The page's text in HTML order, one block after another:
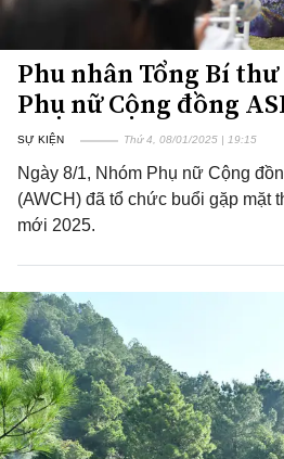
Phu nhân Tổng Bí
Phụ nữ Cộng đồng
SỰ KIỆN Thứ 4, 08/01/2025 | 19:15
Ngày 8/1, Nhóm Phụ nữ Cộng
(AWCH) đã tổ chức buổi gặp mặt
mới 2025.